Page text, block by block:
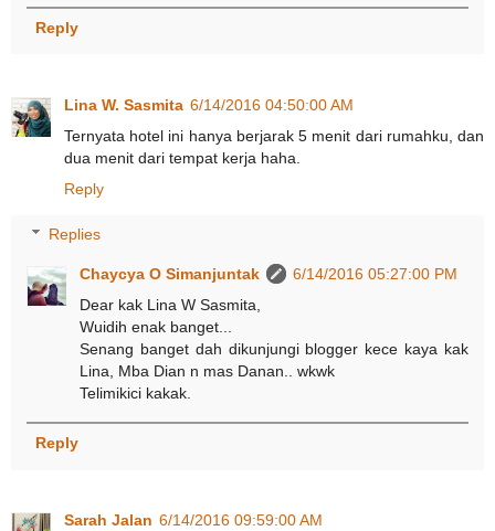
Reply
Lina W. Sasmita 6/14/2016 04:50:00 AM
Ternyata hotel ini hanya berjarak 5 menit dari rumahku, dan
dua menit dari tempat kerja haha.
Reply
Replies
Chaycya O Simanjuntak
6/14/2016 05:27:00 PM
Dear kak Lina W Sasmita,
Wuidih enak banget...
Senang banget dah dikunjungi blogger kece kaya kak
Lina, Mba Dian n mas Danan.. wkwk
Telimikici kakak.
Reply
Sarah Jalan 6/14/2016 09:59:00 AM